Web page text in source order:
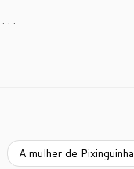
. .
A mulher de Pixinguinha